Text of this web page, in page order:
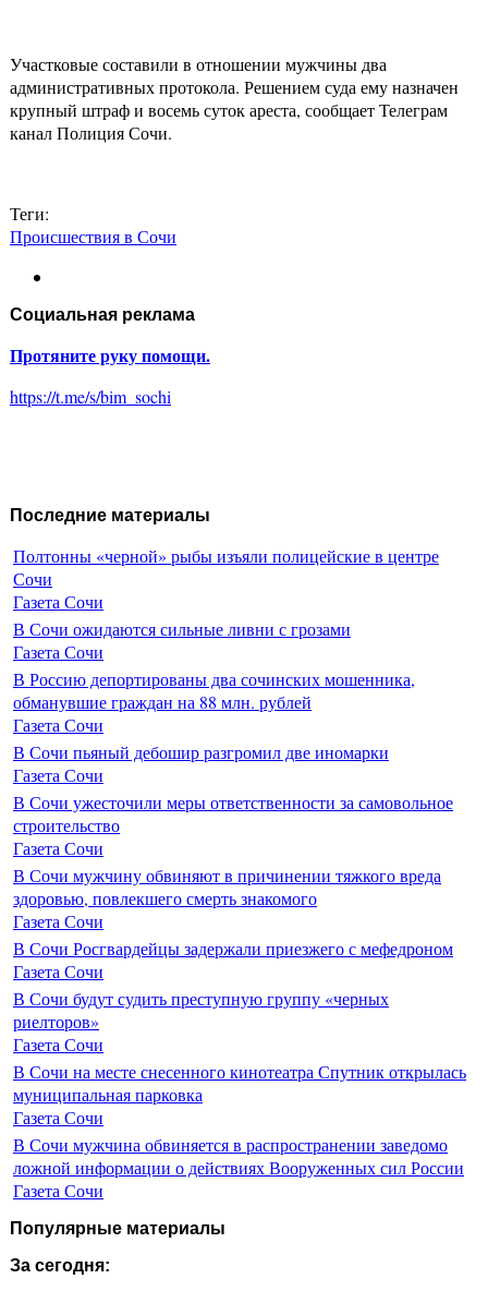
Участковые составили в отношении мужчины два
административных протокола. Решением суда ему назначен
крупный штраф и восемь суток ареста, сообщает Телеграм
канал Полиция Сочи.
Теги:
Происшествия в Сочи
Социальная реклама
Протяните руку помощи.
https://t.me/s/bim_sochi
Последние материалы
Полтонны «черной» рыбы изъяли полицейские в центре
Сочи
Газета Сочи
В Сочи ожидаются сильные ливни с грозами
Газета Сочи
В Россию депортированы два сочинских мошенника,
обманувшие граждан на 88 млн. рублей
Газета Сочи
В Сочи пьяный дебошир разгромил две иномарки
Газета Сочи
В Сочи ужесточили меры ответственности за самовольное
строительство
Газета Сочи
В Сочи мужчину обвиняют в причинении тяжкого вреда
здоровью, повлекшего смерть знакомого
Газета Сочи
В Сочи Росгвардейцы задержали приезжего с мефедроном
Газета Сочи
В Сочи будут судить преступную группу «черных
риелторов»
Газета Сочи
В Сочи на месте снесенного кинотеатра Спутник открылась
муниципальная парковка
Газета Сочи
В Сочи мужчина обвиняется в распространении заведомо
ложной информации о действиях Вооруженных сил России
Газета Сочи
Популярные материалы
За сегодня: